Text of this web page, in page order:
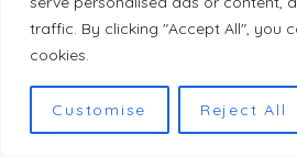
traffic. By clicking "Accept All", you
cookies.
Customise Reject All
Culture